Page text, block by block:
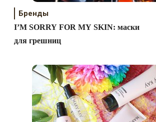
Бренды
I’M SORRY FOR MY SKIN: маски
для грешниц